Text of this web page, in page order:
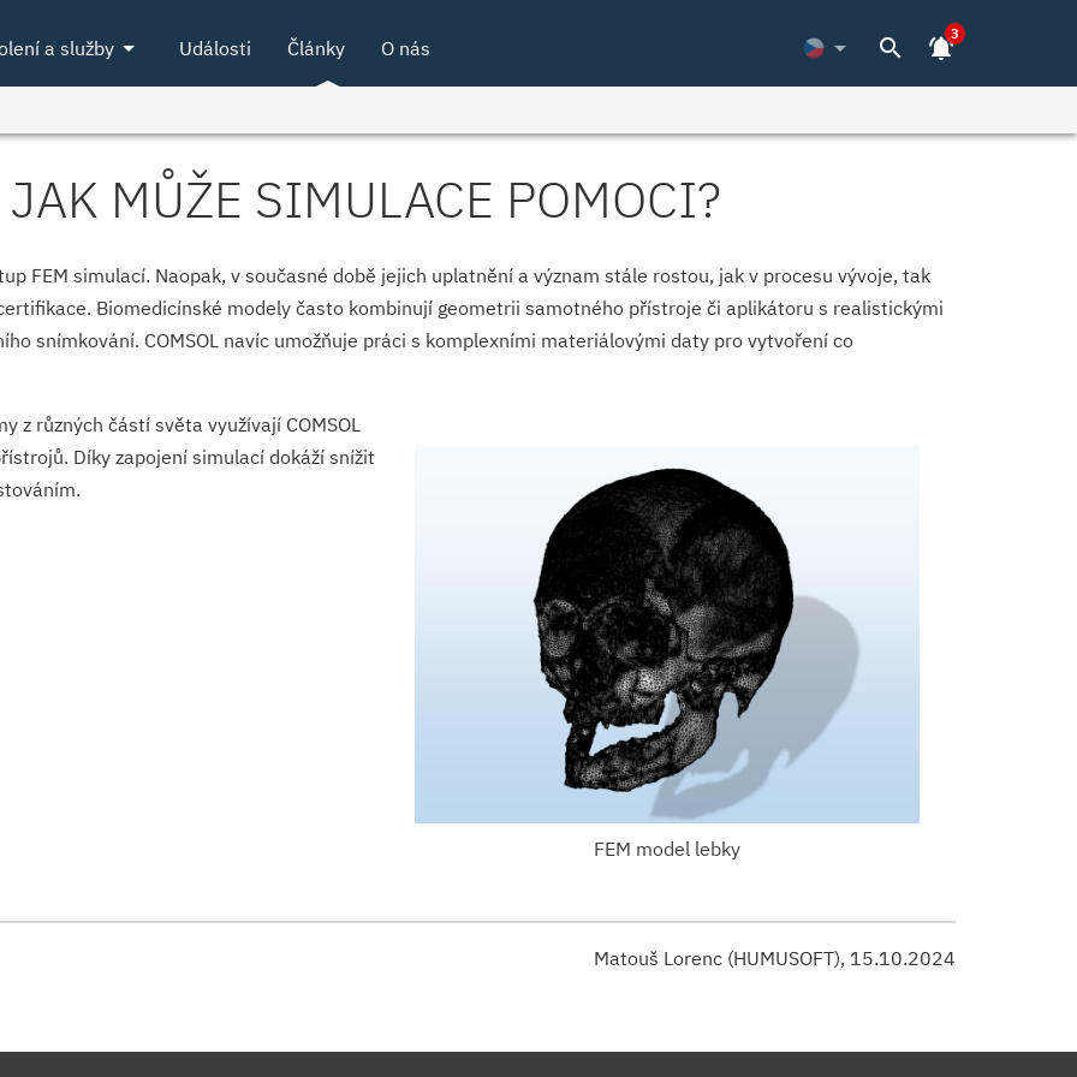
a službyarrow_drop_down Události Články O nás arrow_drop_down search notifications_active3
MŮŽE SIMULACE POMOCI?
FEM simulací. Naopak, v současné době jejich uplatnění a význam stále rostou, jak v procesu vývoje, tak
Biomedicínské modely často kombinují geometrii samotného přístroje či aplikátoru s realistickými
snímkování. COMSOL navíc umožňuje práci s komplexními materiálovými daty pro vytvoření co
FEM model lebky
různých částí světa využívají COMSOL
Díky zapojení simulací dokáží snížit
Matouš Lorenc (HUMUSOFT), 15.10.2024